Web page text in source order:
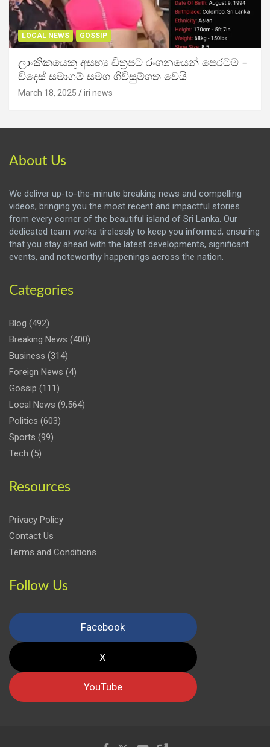
LOCAL NEWS GOSSIP
ලාංකිකයෙකු අසභ්‍ය චිත්‍රපට රංගනයෙන් පෙරටම –
විදෙස් සමාගම් සමග ගිවිසුම්ගත වෙයි
March 18, 2025 iri news
About Us
We deliver up-to-the-minute breaking news and compelling
videos, bringing you the most recent and impactful stories
from every corner of the beautiful island of Sri Lanka. Our
dedicated team works tirelessly to keep you informed, ensuring
that you stay ahead with the latest developments, significant
events, and noteworthy happenings across the nation.
Categories
Blog (492)
Breaking News (400)
Business (314)
Foreign News (4)
Gossip (111)
Local News (9,564)
Politics (603)
Sports (99)
Tech (5)
Resources
Privacy Policy
Contact Us
Terms and Conditions
Follow Us
Facebook
X
YouTube